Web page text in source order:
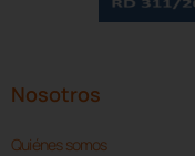
Nosotros
Quiénes somos